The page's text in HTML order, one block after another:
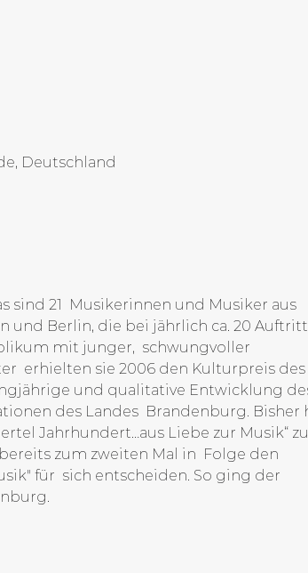
Deutschland
21  Musikerinnen und Musiker aus
und Berlin, die bei jährlich ca. 20
mit junger,  schwungvoller
erhielten sie 2006 den Kulturpreis des
und qualitative Entwicklung
des Landes  Brandenburg. Bisher
Jahrhundert…aus Liebe zur Musik“
zum zweiten Mal in  Folge den
für  sich entscheiden. So ging der